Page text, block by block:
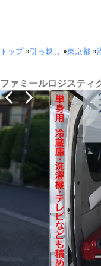
トップ»引っ越し »東京都 »
ファミールロジスティ